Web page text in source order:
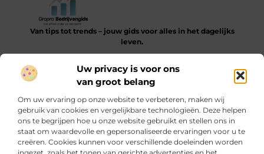
Uw privacy is voor ons
van groot belang
Om uw ervaring op onze website te verbeteren, maken wij
gebruik van cookies en vergelijkbare technologieën. Deze helpen
ons te begrijpen hoe u onze website gebruikt en stellen ons in
staat om waardevolle en gepersonaliseerde ervaringen voor u te
creëren. Cookies kunnen voor verschillende doeleinden worden
Van tips tot trends – jouw gids voor alles in het dagelijks
leven.
helpen bij het ontdekken, leren en verbeteren van je dagelijkse
routine.
Bericht categorie